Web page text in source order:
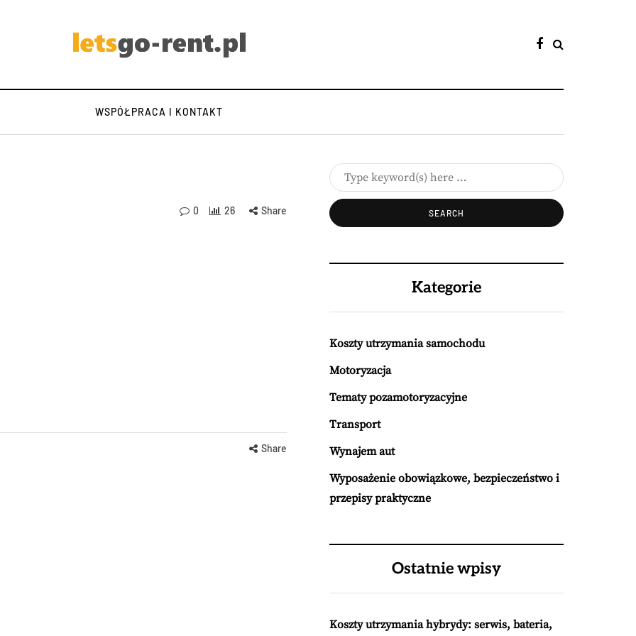
WSPÓŁPRACA I KONTAKT
0 26 Share
Share
Kategorie
Koszty utrzymania samochodu
Motoryzacja
Tematy pozamotoryzacyjne
Transport
Wynajem aut
Wyposażenie obowiązkowe, bezpieczeństwo i
przepisy praktyczne
Ostatnie wpisy
Koszty utrzymania hybrydy: serwis, bateria,